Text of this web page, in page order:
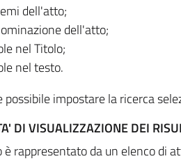
dell'atto;
dell'atto;
nel Titolo;
nel testo.
possibile impostare la ricerca
DI VISUALIZZAZIONE DEI
è rappresentato da un elenco di